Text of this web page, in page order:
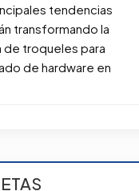
tendencias
transformando la
de troqueles para
de hardware en